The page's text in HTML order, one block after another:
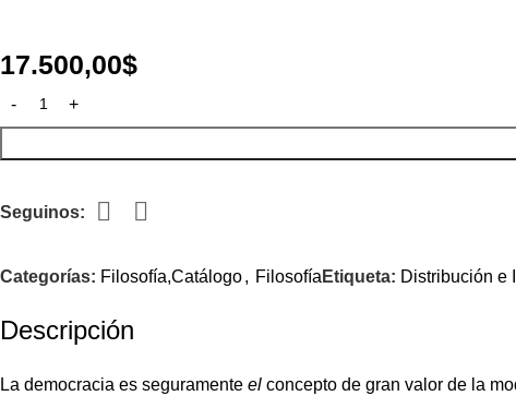
17.500,00$
Seguinos:
Categorías: Filosofía,Catálogo, Filosofía Etiqueta: Distribución e
Descripción
La democracia es seguramente el concepto de gran valor de la